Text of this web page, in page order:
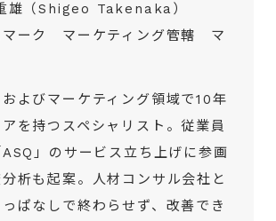
雄（Shigeo Takenaka）
マーク マーケティング管轄 マ
よびマーケティング領域で10年
を持つスペシャリスト。従業員
」のサービス立ち上げに参画
析も起案。人材コンサル会社と
ぱなしで終わらせず、改善でき